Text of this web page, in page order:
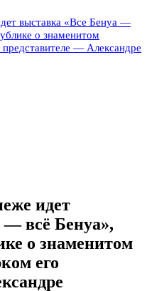
выставка «Все Бенуа —
о знаменитом
— Александре
идет
— всё Бенуа»,
о знаменитом
его